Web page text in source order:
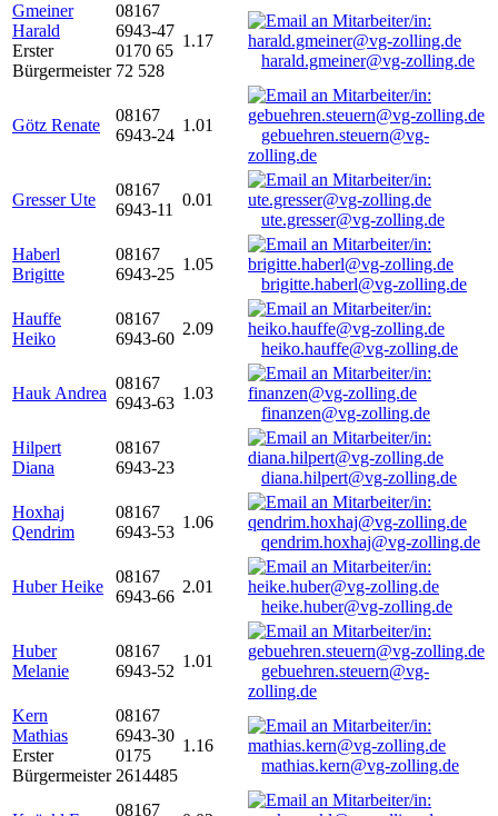
Gmeiner
Harald
Erster
Bürgermeister
08167
6943-47
0170 65
72 528
1.17
harald.gmeiner@vg-zolling.de
Götz Renate
08167
6943-24
1.01
gebuehren.steuern@vg-
zolling.de
Gresser Ute
08167
6943-11
0.01
ute.gresser@vg-zolling.de
Haberl
Brigitte
08167
6943-25
1.05
brigitte.haberl@vg-zolling.de
Hauffe
Heiko
08167
6943-60
2.09
heiko.hauffe@vg-zolling.de
Hauk Andrea
08167
6943-63
1.03
finanzen@vg-zolling.de
Hilpert
Diana
08167
6943-23
diana.hilpert@vg-zolling.de
Hoxhaj
Qendrim
08167
6943-53
1.06
qendrim.hoxhaj@vg-zolling.de
Huber Heike
08167
6943-66
2.01
heike.huber@vg-zolling.de
Huber
Melanie
08167
6943-52
1.01
gebuehren.steuern@vg-
zolling.de
Kern
Mathias
Erster
Bürgermeister
08167
6943-30
0175
2614485
1.16
mathias.kern@vg-zolling.de
08167